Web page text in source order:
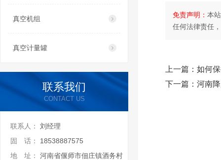
真空机组
真空计量罐
联系我们
CONTACT US
联系人：
刘经理
固 话：
18538887575
地 址：
河南省偃师市佃庄镇酒务村
免责声明： 本
任何法律责任
上一篇： 如何
下一篇： 河南